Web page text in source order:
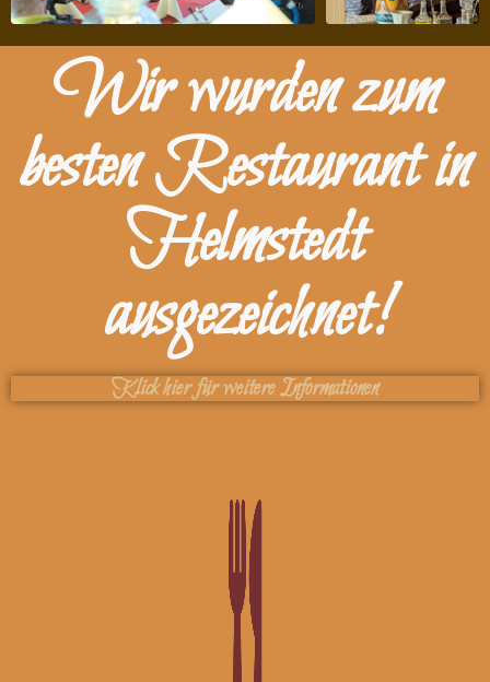
Wir wurden zum
besten Restaurant in
Helmstedt
ausgezeichnet!
Klick hier für weitere Informationen